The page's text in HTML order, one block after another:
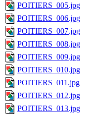
POITIERS_005.jpg
POITIERS_006.jpg
POITIERS_007.jpg
POITIERS_008.jpg
POITIERS_009.jpg
POITIERS_010.jpg
POITIERS_011.jpg
POITIERS_012.jpg
POITIERS_013.jpg